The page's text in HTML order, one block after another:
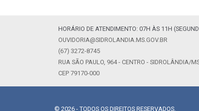
HORÁRIO DE ATENDIMENTO: 07H ÀS 11H
OUVIDORIA@SIDROLANDIA.MS.GOV.BR
(67) 3272-8745
RUA SÃO PAULO, 964 - CENTRO - SIDROLÂNDIA/
CEP 79170-000
© 2026 - TODOS OS DIREITOS RESERVADOS.